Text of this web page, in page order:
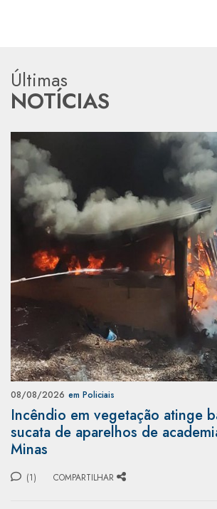
Últimas
NOTÍCIAS
08/08/2026 em Policiais
Incêndio em vegetação atinge
sucata de aparelhos de
Minas
(1) COMPARTILHAR